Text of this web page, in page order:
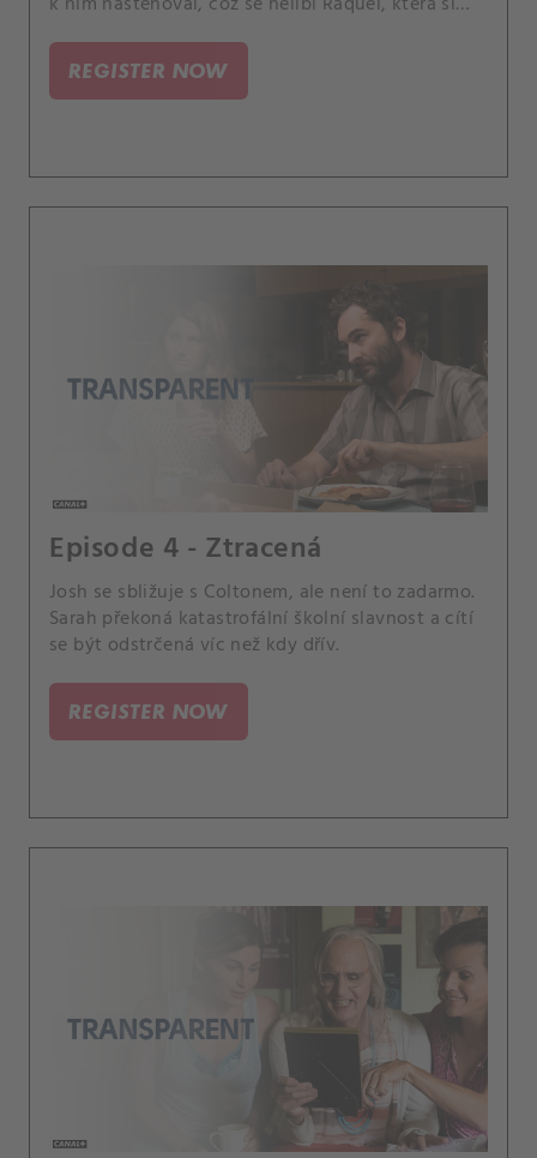
REGISTER NOW
Episode 4 - Ztracená
Josh se sbližuje s Coltonem, ale není to zadarmo.
Sarah překoná katastrofální školní slavnost a cítí
se být odstrčená víc než kdy dřív.
REGISTER NOW